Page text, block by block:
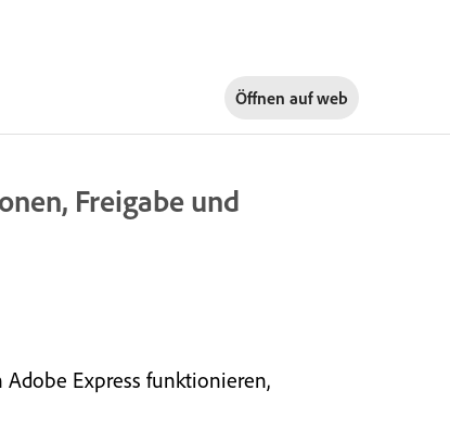
Öffnen aufweb
Freigabe und
Express funktionieren,